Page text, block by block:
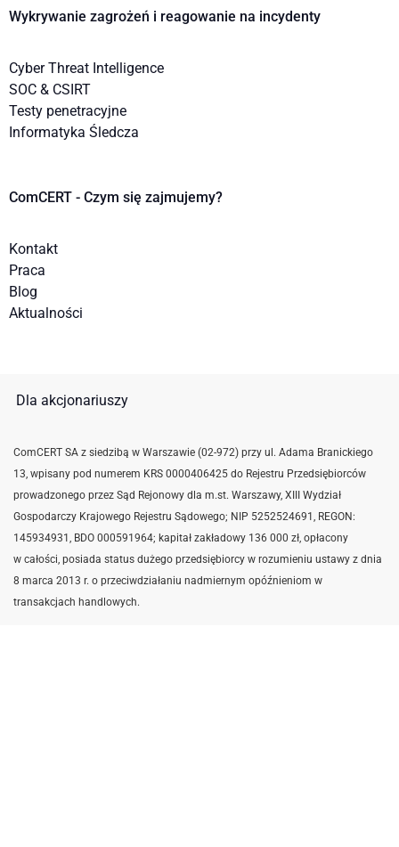
Wykrywanie zagrożeń i reagowanie na incydenty
Cyber Threat Intelligence
SOC & CSIRT
Testy penetracyjne
Informatyka Śledcza
ComCERT - Czym się zajmujemy?
Kontakt
Praca
Blog
Aktualności
Dla akcjonariuszy
ComCERT SA z siedzibą w Warszawie (02-972) przy ul. Adama Branickiego
13, wpisany pod numerem KRS 0000406425 do Rejestru Przedsiębiorców
prowadzonego przez Sąd Rejonowy dla m.st. Warszawy, XIII Wydział
Gospodarczy Krajowego Rejestru Sądowego; NIP 5252524691, REGON:
145934931, BDO 000591964; kapitał zakładowy 136 000 zł, opłacony
w całości, posiada status dużego przedsiębiorcy w rozumieniu ustawy z dnia
8 marca 2013 r. o przeciwdziałaniu nadmiernym opóźnieniom w
transakcjach handlowych.